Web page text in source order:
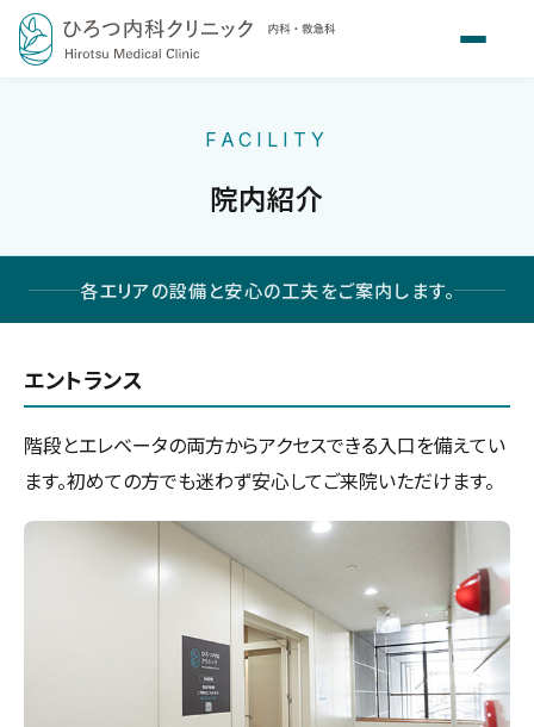
FACILITY
院内紹介
各エリアの設備と安心の工夫をご案内します。
エントランス
階段とエレベータの両方からアクセスできる入口を備えてい
ます。初めての方でも迷わず安心してご来院いただけます。